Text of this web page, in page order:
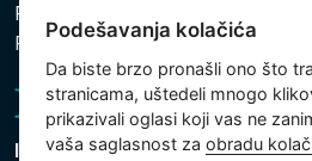
Politika zaštite ličnih i drugih
Politika kolačića
Intex Trading, s.r.o.
Podešavanja kolačića
Da biste brzo pronašli ono što
stranicama, uštedeli mnogo
prikazivali oglasi koji vas ne
vaša saglasnost zaobradu